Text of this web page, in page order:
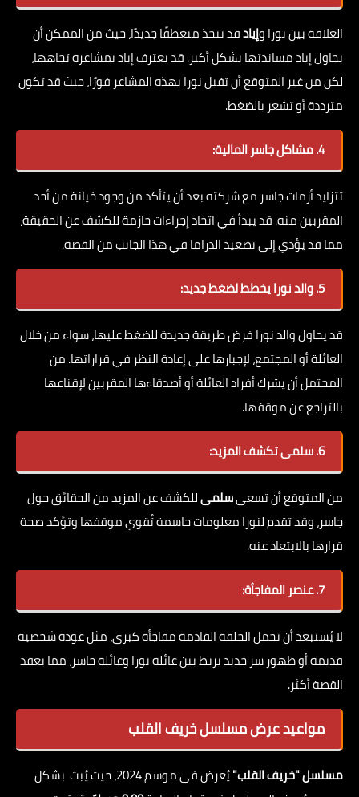
العلاقة بين نورا وإيادقد تتخذ منعطفًا جديدًا، حيث من الممكن أن
يحاول إياد مساندتها بشكل أكبر. قد يعترف إياد بمشاعره تجاهها،
لكن من غير المتوقع أن تقبل نورا بهذه المشاعر فورًا، حيث قد تكون
مترددة أو تشعر بالضغط.
4. مشاكل جاسر المالية:
تتزايد أزمات جاسر مع شركته بعد أن يتأكد من وجود خيانة من أحد
المقربين منه. قد يبدأ في اتخاذ إجراءات حازمة للكشف عن الحقيقة،
مما قد يؤدي إلى تصعيد الدراما في هذا الجانب من القصة.
5. والد نورا يخطط لضغط جديد:
قد يحاول والد نورا فرض طريقة جديدة للضغط عليها، سواء من خلال
العائلة أو المجتمع، لإجبارها على إعادة النظر في قراراتها. من
المحتمل أن يشرك أفراد العائلة أو أصدقاءها المقربين لإقناعها
بالتراجع عن موقفها.
6. سلمى تكشف المزيد:
من المتوقع أن تسعىسلمىللكشف عن المزيد من الحقائق حول
جاسر، وقد تقدم لنورا معلومات حاسمة تُقوي موقفها وتؤكد صحة
قرارها بالابتعاد عنه.
7. عنصر المفاجأة:
لا يُستبعد أن تحمل الحلقة القادمة مفاجأة كبرى، مثل عودة شخصية
قديمة أو ظهور سر جديد يربط بين عائلة نورا وعائلة جاسر، مما يعقد
القصة أكثر.
مواعيد عرض مسلسل خريف القلب
مسلسل "خريف القلب"
يُعرض في موسم 2024، حيث يُبث بشكل